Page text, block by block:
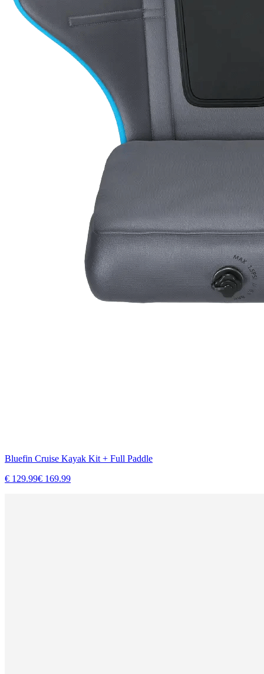
Bluefin Cruise Kayak Kit + Full Paddle
€ 129.99€ 169.99